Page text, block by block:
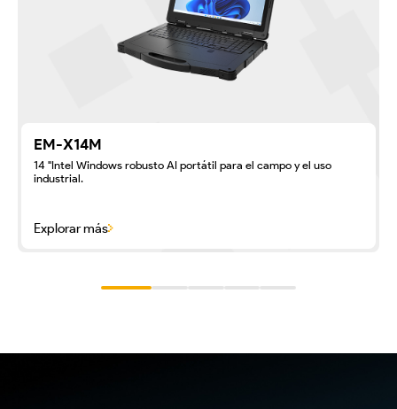
EM-X14M
14 "Intel Windows robusto AI portátil para el campo y el uso
industrial.
Explorar más